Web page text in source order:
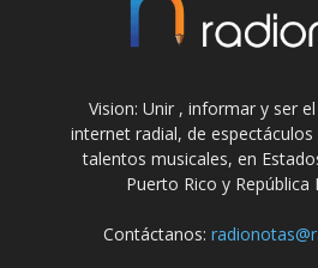
Vision: Unir , informar y ser
internet radial, de
talentos musicales, en
Puerto Rico y República
Contáctanos: